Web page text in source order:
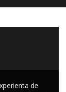
de